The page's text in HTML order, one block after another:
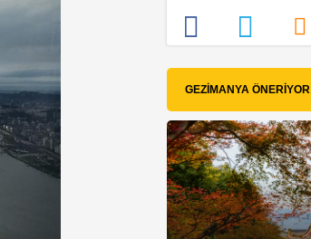
GEZIMANYA ÖNERIYOR